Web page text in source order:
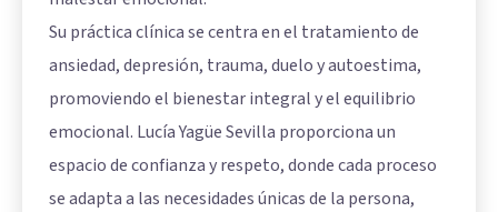
Su práctica clínica se centra en el tratamiento de
ansiedad, depresión, trauma, duelo y autoestima,
promoviendo el bienestar integral y el equilibrio
emocional. Lucía Yagüe Sevilla proporciona un
espacio de confianza y respeto, donde cada proceso
se adapta a las necesidades únicas de la persona,